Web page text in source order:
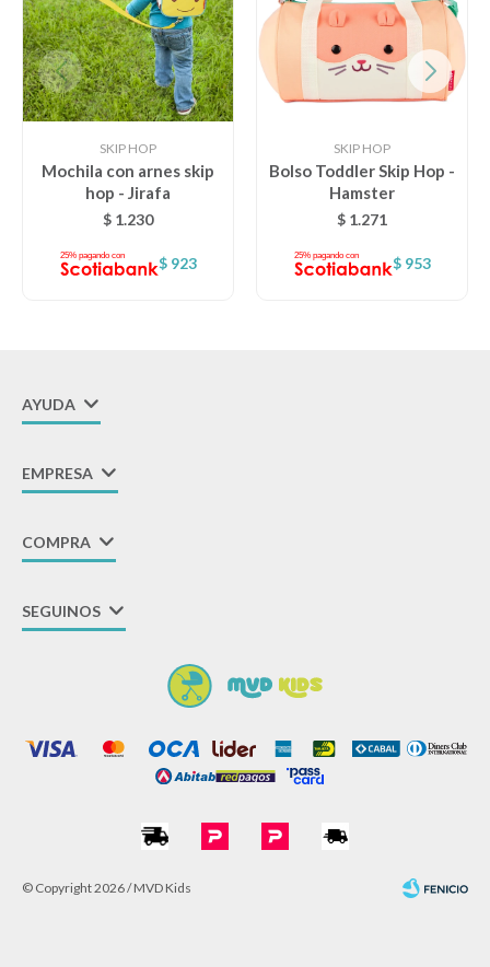
SKIP HOP
Mochila con arnes skip
hop - Jirafa
$ 1.230
$ 923
SKIP HOP
Bolso Toddler Skip Hop -
Hamster
$ 1.271
$ 953
AYUDA
EMPRESA
COMPRA
SEGUINOS
© Copyright 2026 / MVD Kids